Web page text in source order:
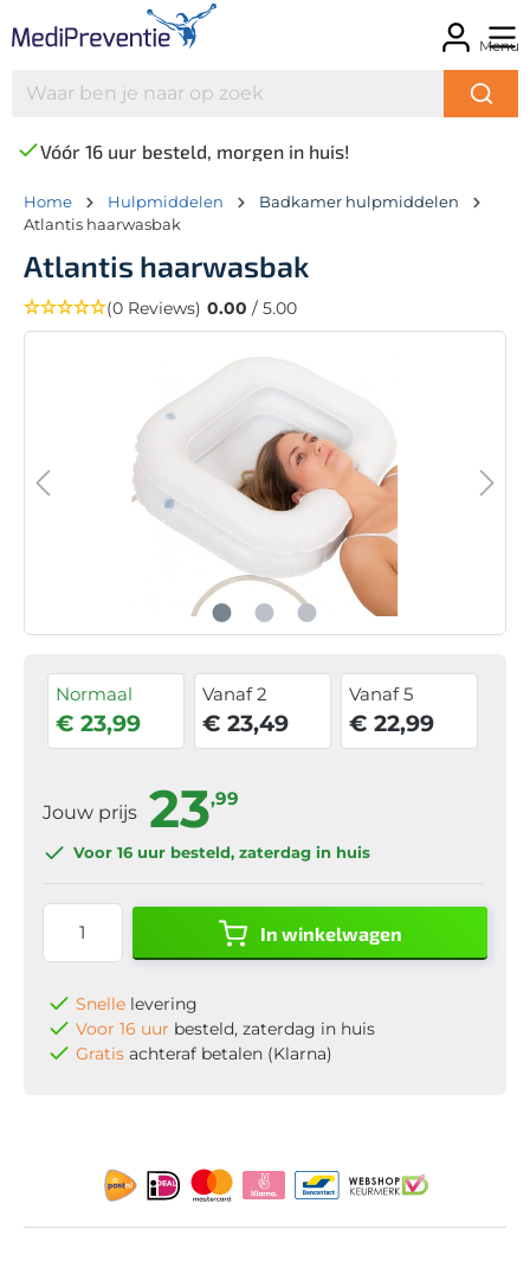
Menu
Vóór 16 uur besteld, morgen in huis!
Home Hulpmiddelen
Badkamer hulpmiddelen
Atlantis haarwasbak
Atlantis haarwasbak
(0 Reviews) 0.00 / 5.00
Normaal
€ 23,99
Vanaf 2
€ 23,49
Vanaf 5
€ 22,99
Jouw prijs 23,99
Voor 16 uur besteld, zaterdag in huis
In winkelwagen
Snelle levering
Voor 16 uur besteld, zaterdag in huis
Gratis achteraf betalen (Klarna)